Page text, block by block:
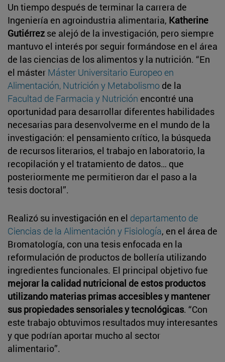
Un tiempo después de terminar la carrera de
Ingeniería en agroindustria alimentaria, Katherine
Gutiérrez se alejó de la investigación, pero siempre
mantuvo el interés por seguir formándose en el área
de las ciencias de los alimentos y la nutrición. “En
el máster Máster Universitario Europeo en
Alimentación, Nutrición y Metabolismo de la
Facultad de Farmacia y Nutrición encontré una
oportunidad para desarrollar diferentes habilidades
necesarias para desenvolverme en el mundo de la
investigación: el pensamiento crítico, la búsqueda
de recursos literarios, el trabajo en laboratorio, la
recopilación y el tratamiento de datos… que
posteriormente me permitieron dar el paso a la
tesis doctoral”.
Realizó su investigación en el departamento de
Ciencias de la Alimentación y Fisiología, en el área de
Bromatología, con una tesis enfocada en la
reformulación de productos de bollería utilizando
ingredientes funcionales. El principal objetivo fue
mejorar la calidad nutricional de estos productos
utilizando materias primas accesibles y mantener
sus propiedades sensoriales y tecnológicas. “Con
este trabajo obtuvimos resultados muy interesantes
y que podrían aportar mucho al sector
alimentario”.